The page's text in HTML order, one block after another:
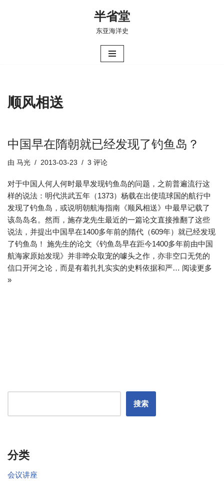
半省堂
东亚海洋史
顺风相送
中国早在隋朝就已经发现了钓鱼岛？
由 马光 2013-03-23 3 评论
对于中国人何人何时最早发现钓鱼岛的问题，之前普遍流行这
样的说法：明代洪武五年（1373）杨载在出使琉球国的航行中
发现了钓鱼岛，或说明朝航海指南《顺风相送》中最早记载了
该岛岛名。然而，施存龙先生最近的一篇论文直接推翻了这些
说法，并提出中国早在1400多年前的隋代（609年）就已经发现
了钓鱼岛！ 施先生的论文《钓鱼岛早在距今1400多年前由中国
航海家原始发现》并非哗众取宠的噱头之作，亦非空口无凭的
信口开河之论，而是有着扎扎实实的史料依据和严… 阅读更多
»
搜索
分类
会议讲座